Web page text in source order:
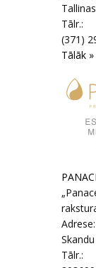
Tālr.:
(371)
Tālāk »
Adrese:
Tālr.: